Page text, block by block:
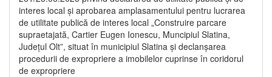
interes local și aprobarea amplasamentului pentru lucrarea
de utilitate publică de interes local „Construire parcare
supraetajată, Cartier Eugen Ionescu, Muncipiul Slatina,
Județul Olt”, situat în municipiul Slatina și declanșarea
procedurii de expropriere a imobilelor cuprinse în coridorul
de expropriere